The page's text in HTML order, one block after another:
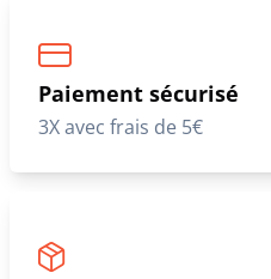
Paiement sécurisé
3X avec frais de 5€